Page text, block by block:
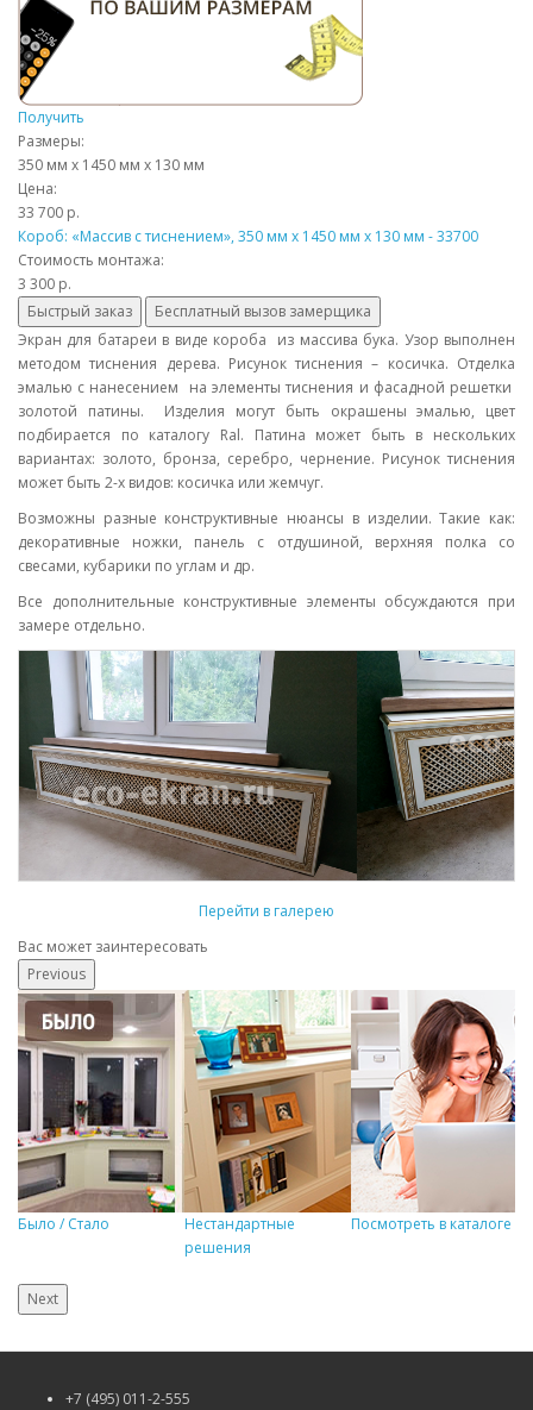
Получить
Размеры:
350 мм х 1450 мм х 130 мм
Цена:
33 700 р.
Короб: «Массив с тиснением», 350 мм х 1450 мм х 130 мм - 33700
Стоимость монтажа:
3 300 р.
Быстрый заказ
Бесплатный вызов замерщика
Экран для батареи в виде короба из массива бука. Узор выполнен
методом тиснения дерева. Рисунок тиснения – косичка. Отделка
эмалью с нанесением на элементы тиснения и фасадной решетки
золотой патины. Изделия могут быть окрашены эмалью, цвет
подбирается по каталогу Ral. Патина может быть в нескольких
вариантах: золото, бронза, серебро, чернение. Рисунок тиснения
может быть 2-х видов: косичка или жемчуг.
Возможны разные конструктивные нюансы в изделии. Такие как:
декоративные ножки, панель с отдушиной, верхняя полка со
свесами, кубарики по углам и др.
Все дополнительные конструктивные элементы обсуждаются при
замере отдельно.
Перейти в галерею
Вас может заинтересовать
Previous
Было / Стало
Нестандартные
решения
Посмотреть в каталоге
Next
+7 (495) 011-2-555